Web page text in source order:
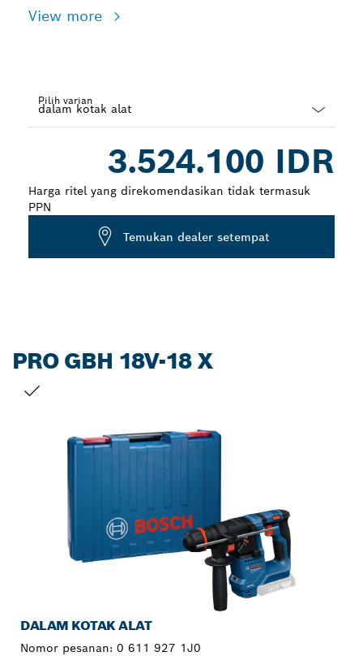
View more
Pilih varian
3.524.100 IDR
Harga ritel yang direkomendasikan tidak termasuk
PPN
Temukan dealer setempat
PRO GBH 18V-18 X
DALAM KOTAK ALAT
Nomor pesanan: 0 611 927 1J0